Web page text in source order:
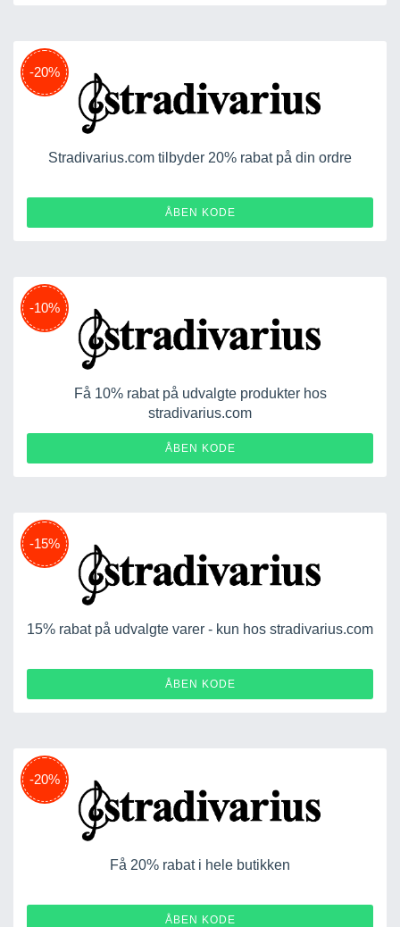
-20%
Stradivarius.com tilbyder 20% rabat på din ordre
ÅBEN KODE
-10%
Få 10% rabat på udvalgte produkter hos
stradivarius.com
ÅBEN KODE
-15%
15% rabat på udvalgte varer - kun hos stradivarius.com
ÅBEN KODE
-20%
Få 20% rabat i hele butikken
ÅBEN KODE